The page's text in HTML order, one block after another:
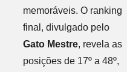
memoráveis. O ranking
final, divulgado pelo
Gato Mestre, revela as
posições de 17º a 48º,